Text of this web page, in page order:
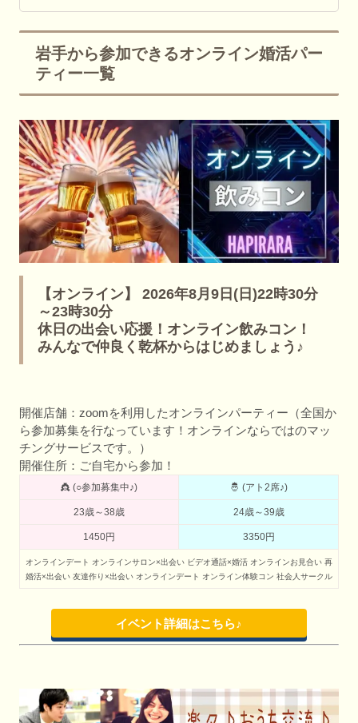
岩手から参加できるオンライン婚活パー
ティー一覧
【オンライン】 2026年8月9日(日)22時30分
～23時30分
休日の出会い応援！オンライン飲みコン！
みんなで仲良く乾杯からはじめましょう♪
開催店舗：zoomを利用したオンラインパーティー（全国か
ら参加募集を行なっています！オンラインならではのマッ
チングサービスです。）
開催住所：ご自宅から参加！
👸 (○参加募集中♪) 🤴 (アト2席♪)
23歳～38歳 24歳～39歳
1450円 3350円
オンラインデート オンラインサロン×出会い ビデオ通話×婚活 オンラインお見合い 再
婚活×出会い 友達作り×出会い オンラインデート オンライン体験コン 社会人サークル
イベント詳細はこちら♪